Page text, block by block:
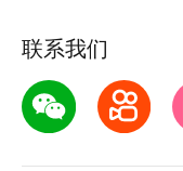
联系我们